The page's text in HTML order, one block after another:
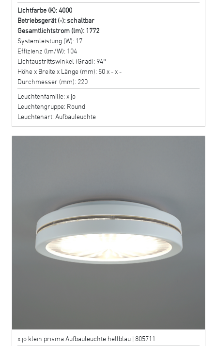
Lichtfarbe (K): 4000
Betriebsgerät (-): schaltbar
Gesamtlichtstrom (lm): 1772
Systemleistung (W): 17
Effizienz (lm/W): 104
Lichtaustrittswinkel (Grad): 94°
Höhe x Breite x Länge (mm): 50 x - x -
Durchmesser (mm): 220
Leuchtenfamilie: x.jo
Leuchtengruppe: Round
Leuchtenart: Aufbauleuchte
x.jo klein prisma Aufbauleuchte hellblau | 805711